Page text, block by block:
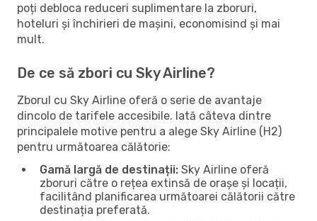
poți debloca reduceri suplimentare la zboruri,
hoteluri și închirieri de mașini, economisind și mai
mult.
De ce să zbori cu Sky Airline?
Zborul cu Sky Airline oferă o serie de avantaje
dincolo de tarifele accesibile. Iată câteva dintre
principalele motive pentru a alege Sky Airline (H2)
pentru următoarea călătorie:
Gamă largă de destinații: Sky Airline oferă
zboruri către o rețea extinsă de orașe și locații,
facilitând planificarea următoarei călătorii către
destinația preferată.